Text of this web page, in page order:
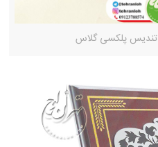
تندیس پلکسی گلاس